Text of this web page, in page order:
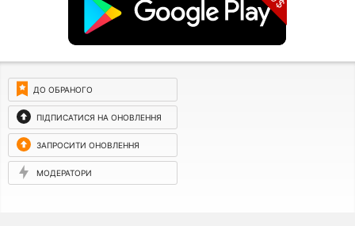
ДО ОБРАНОГО
ПІДПИСАТИСЯ НА ОНОВЛЕННЯ
ЗАПРОСИТИ ОНОВЛЕННЯ
МОДЕРАТОРИ